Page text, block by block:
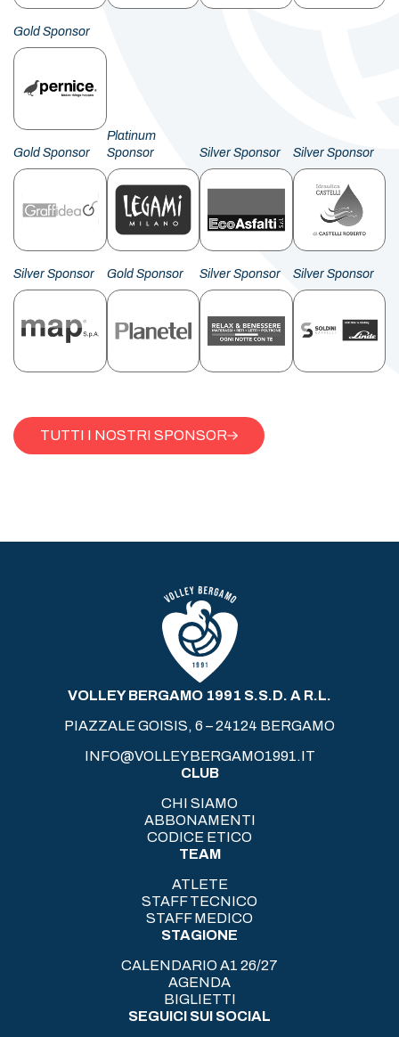
Gold Sponsor
Gold Sponsor
Platinum
Sponsor
Silver Sponsor Silver Sponsor
Silver Sponsor Gold Sponsor Silver Sponsor Silver Sponsor
TUTTI I NOSTRI SPONSOR
VOLLEY BERGAMO 1991 S.S.D. A R.L.
PIAZZALE GOISIS, 6 – 24124 BERGAMO
INFO@VOLLEYBERGAMO1991.IT
CLUB
CHI SIAMO
ABBONAMENTI
CODICE ETICO
TEAM
ATLETE
STAFF TECNICO
STAFF MEDICO
STAGIONE
CALENDARIO A1 26/27
AGENDA
BIGLIETTI
SEGUICI SUI SOCIAL